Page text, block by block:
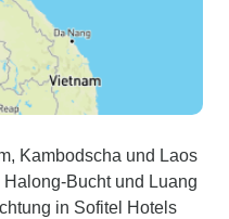
Kambodscha und Laos
Bucht und Luang
in Sofitel Hotels